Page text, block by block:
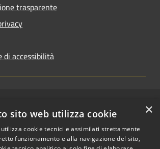
trasparente
di accessibilità
Copyright © 2026 • Comune di
Riccione • Powered by
Municipium•Accesso
redazione
×
sito web utilizza cookie
cookie tecnici e assimilati strettamente
funzionamento e alla navigazione del sito,